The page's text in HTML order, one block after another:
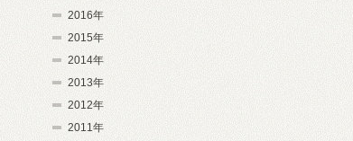
2016年
2015年
2014年
2013年
2012年
2011年